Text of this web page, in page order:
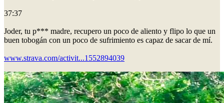
37:37
Joder, tu p*** madre, recupero un poco de aliento y flipo lo que un
buen tobogán con un poco de sufrimiento es capaz de sacar de mí.
www.strava.com/activit...1552894039